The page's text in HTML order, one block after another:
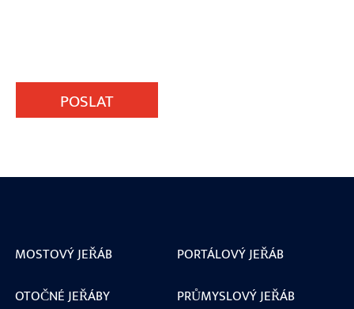
POSLAT
MOSTOVÝ JEŘÁB
PORTÁLOVÝ JEŘÁB
OTOČNÉ JEŘÁBY
PRŮMYSLOVÝ JEŘÁB